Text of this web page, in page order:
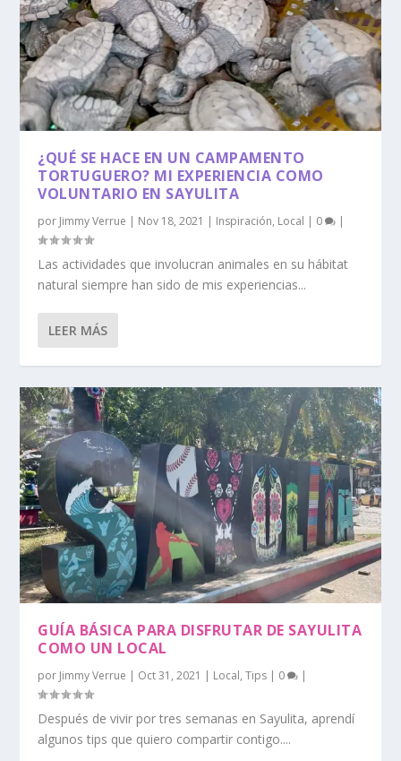
¿QUÉ SE HACE EN UN CAMPAMENTO
TORTUGUERO? MI EXPERIENCIA COMO
VOLUNTARIO EN SAYULITA
por Jimmy Verrue | Nov 18, 2021 | Inspiración, Local | 0 |
Las actividades que involucran animales en su hábitat
natural siempre han sido de mis experiencias...
LEER MÁS
GUÍA BÁSICA PARA DISFRUTAR DE SAYULITA
COMO UN LOCAL
por Jimmy Verrue | Oct 31, 2021 | Local,Tips | 0 |
Después de vivir por tres semanas en Sayulita, aprendí
algunos tips que quiero compartir contigo....